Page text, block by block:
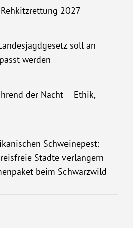
2027
soll an
werden
der Nacht – Ethik,
Schweinepest:
Städte verlängern
beim Schwarzwild